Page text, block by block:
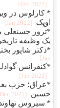
[2022 Feb]
* کارلوس در
اوپک
[2022 Jan]
*ترور حسنعلی
یک وظیفه
*دکتر شاپور
Jan]
[2022 Jan]
*عراق؛ حزب
حسین
[2021 Dec]
* سیروس